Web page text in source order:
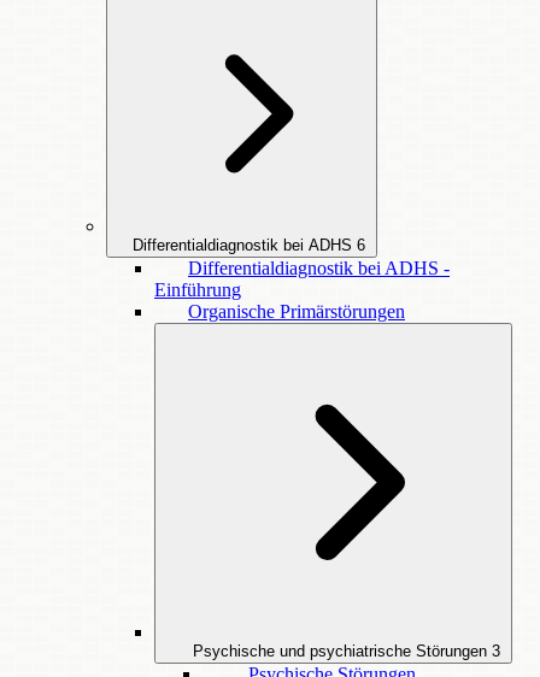
Differentialdiagnostik bei ADHS 6
Differentialdiagnostik bei ADHS -
Einführung
Organische Primärstörungen
Psychische und psychiatrische Störungen 3